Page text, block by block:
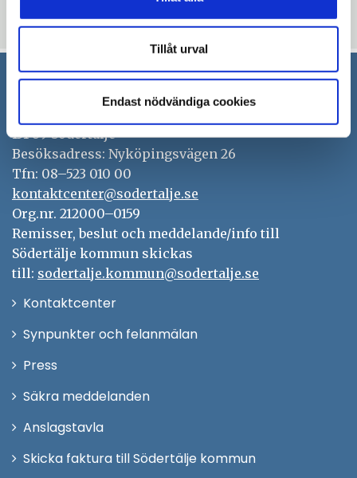
Tillåt urval
Endast nödvändiga cookies
Uppdaterad: 2020-12-15
Södertälje kommun
151 89 Södertälje
Besöksadress: Nyköpingsvägen 26
Tfn: 08–523 010 00
kontaktcenter@sodertalje.se
Org.nr. 212000–0159
Remisser, beslut och meddelande/info till
Södertälje kommun skickas
till: sodertalje.kommun@sodertalje.se
KontaktcenterÖppna
Synpunkter och felanmälan
Press
fönster
Säkra meddelanden
Anslagstavla
Skicka faktura till Södertälje kommun